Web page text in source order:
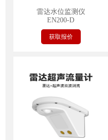
雷达水位监测仪
EN200-D
获取报价